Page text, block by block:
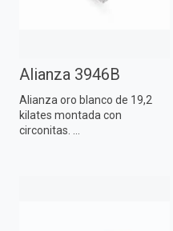
Alianza 3946B
Alianza oro blanco de 19,2
kilates montada con
circonitas. ...